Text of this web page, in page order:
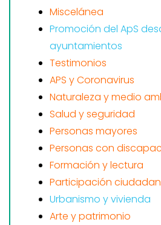
Miscelánea
Promoción del ApS
ayuntamientos
Testimonios
APS y Coronavirus
Naturaleza y medio
Salud y seguridad
Personas mayores
Personas con
Formación y lectura
Participación
Urbanismo y vivienda
Arte y patrimonio